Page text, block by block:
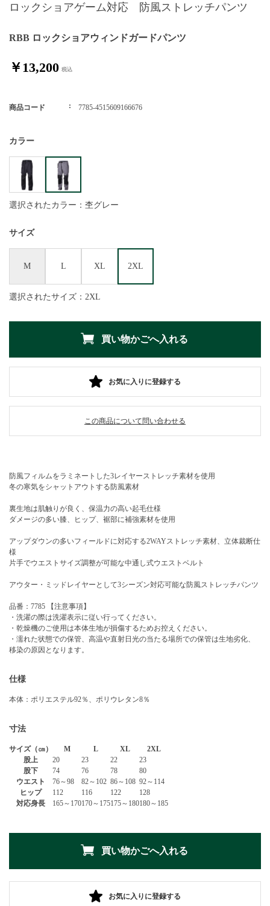
RBB ロックショアウィンドガードパンツ
ロックショアゲーム対応 防風ストレッチパンツ
￥13,200
商品コード 7785-4515609166676
カラー
選択されたカラー：杢グレー
サイズ
M L XL 2XL
選択されたサイズ：2XL
お気に入りに登録する
この商品について問い合わせる
防風フィルムをラミネートした3レイヤーストレッチ素材を使用
冬の寒気をシャットアウトする防風素材
裏生地は肌触りが良く、保温力の高い起毛仕様
ダメージの多い膝、ヒップ、裾部に補強素材を使用
アップダウンの多いフィールドに対応する2WAYストレッチ素材、立体裁断仕
様
片手でウエストサイズ調整が可能な中通し式ウエストベルト
アウター・ミッドレイヤーとして3シーズン対応可能な防風ストレッチパンツ
品番：7785 【注意事項】
・洗濯の際は洗濯表示に従い行ってください。
・乾燥機のご使用は本体生地が損傷するためお控えください。
・濡れた状態での保管、高温や直射日光の当たる場所での保管は生地劣化、
移染の原因となります。
仕様
本体：ポリエステル92％、ポリウレタン8％
寸法
サイズ（㎝） M L XL
2XL
股上
20 23 22
23
股下
74 76 78
80
ウエスト
76～98 82～102 86～108 92～114
ヒップ
112 116 122
128
対応身長
165～170170～175175～180180～185
お気に入りに登録する